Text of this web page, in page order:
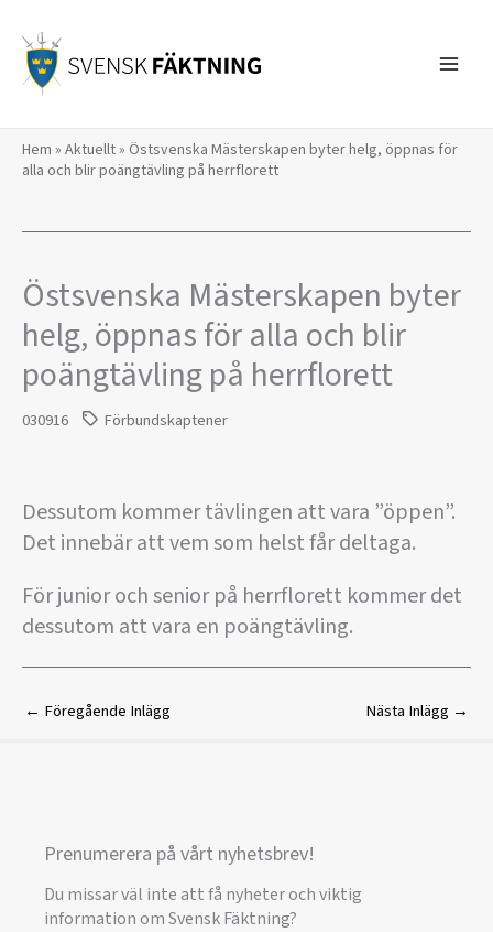
innehåll
Hem » Aktuellt» Östsvenska Mästerskapen byter helg, öppnas för
alla och blir poängtävling på herrflorett
Östsvenska Mästerskapen byter
helg, öppnas för alla och blir
poängtävling på herrflorett
030916 Förbundskaptener
Dessutom kommer tävlingen att vara ”öppen”.
Det innebär att vem som helst får deltaga.
För junior och senior på herrflorett kommer det
dessutom att vara en poängtävling.
← Föregående Inlägg Nästa Inlägg →
Prenumerera på vårt nyhetsbrev!
Du missar väl inte att få nyheter och viktig
information om Svensk Fäktning?